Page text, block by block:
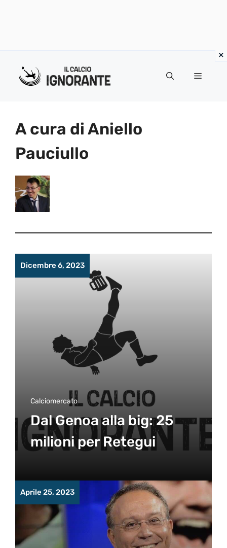
Menu
A cura di Aniello
Pauciullo
Dicembre 6, 2023
Calciomercato
Dal Genoa alla big: 25
milioni per Retegui
Aprile 25, 2023